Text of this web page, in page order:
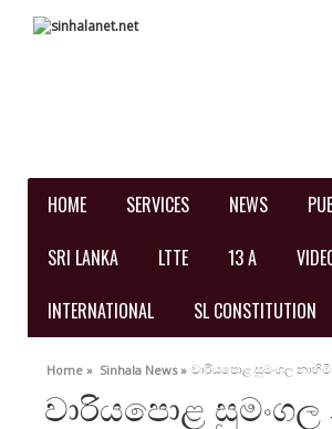
HOME SERVICES NEWS
SRI LANKA
LTTE 13 A
INTERNATIONAL
SL CONSTITUTION
Home » Sinhala News » වාරියපොළ සුමංගල නාහිමි
වාරියපොළ සුමංගල